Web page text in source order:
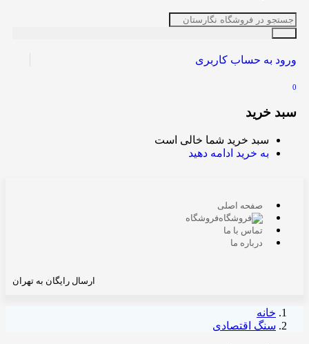
ورود به حساب کاربری
0
سبد خرید
سبد خرید شما خالی است
به خرید ادامه دهید
صفحه اصلی
فروشگاه
تماس با ما
درباره ما
ارسال رایگان به تهران
خانه
سنگ اقتصادی